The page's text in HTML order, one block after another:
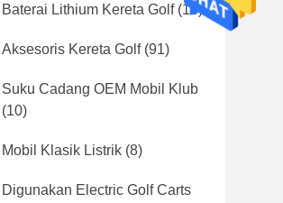
Baterai Lithium Kereta Golf(16)
Aksesoris Kereta Golf(91)
Suku Cadang OEM Mobil Klub
(10)
Mobil Klasik Listrik (8)
Digunakan Electric Golf Carts